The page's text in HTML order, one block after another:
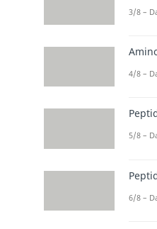
3/8 –
4/8 –
5/8 –
6/8 –